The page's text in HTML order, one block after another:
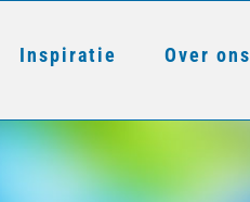
Inspiratie Over ons